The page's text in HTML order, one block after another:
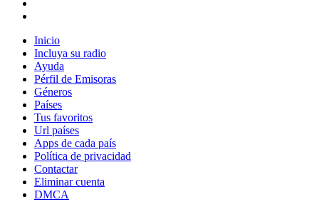
Inicio
Incluya su radio
Ayuda
Pérfil de Emisoras
Géneros
Países
Tus favoritos
Url países
Apps de cada país
Política de privacidad
Contactar
Eliminar cuenta
DMCA